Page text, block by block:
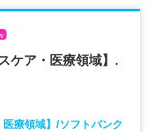
ケア・医療領域】.
療領域】/ソフトバンク